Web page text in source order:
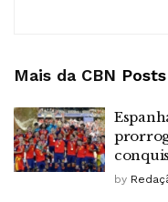
Mais da CBN Posts
by